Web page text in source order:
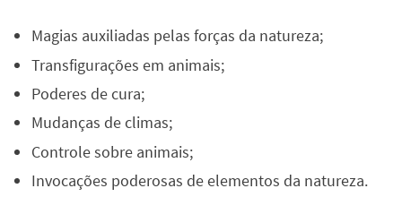
Magias auxiliadas pelas forças da natureza;
Transfigurações em animais;
Poderes de cura;
Mudanças de climas;
Controle sobre animais;
Invocações poderosas de elementos da natureza.